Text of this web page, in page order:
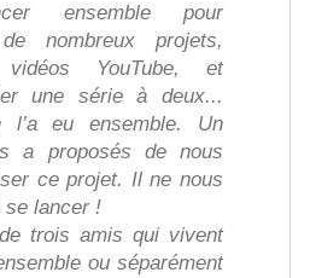
ensemble pour
nombreux projets,
YouTube, et
une série à deux...
l’a eu ensemble. Un
a proposés de nous
ce projet. Il ne nous
se lancer !
de trois amis qui vivent
ou séparément